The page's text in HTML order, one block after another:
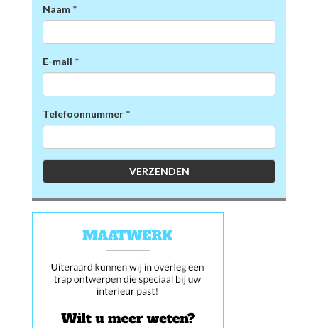
Naam *
E-mail *
Telefoonnummer *